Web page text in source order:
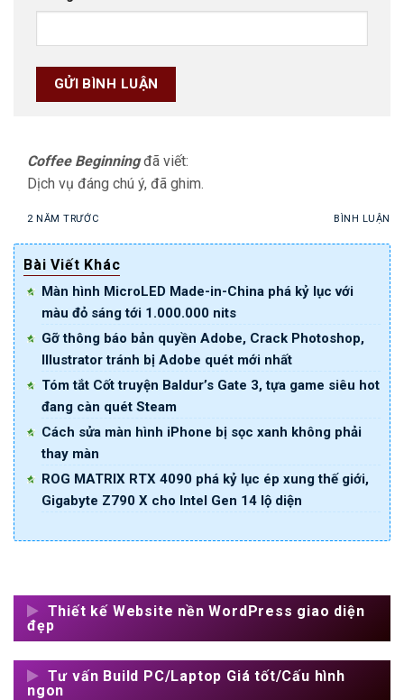
Coffee Beginning đã viết:
Dịch vụ đáng chú ý, đã ghim.
2 NĂM TRƯỚC BÌNH LUẬN
Bài Viết Khác
Màn hình MicroLED Made-in-China phá kỷ lục với
màu đỏ sáng tới 1.000.000 nits
Gỡ thông báo bản quyền Adobe, Crack Photoshop,
Illustrator tránh bị Adobe quét mới nhất
Tóm tắt Cốt truyện Baldur’s Gate 3, tựa game siêu hot
đang càn quét Steam
Cách sửa màn hình iPhone bị sọc xanh không phải
thay màn
ROG MATRIX RTX 4090 phá kỷ lục ép xung thế giới,
Gigabyte Z790 X cho Intel Gen 14 lộ diện
Thiết kế Website nền WordPress giao diện
đẹp
Tư vấn Build PC/Laptop Giá tốt/Cấu hình
ngon